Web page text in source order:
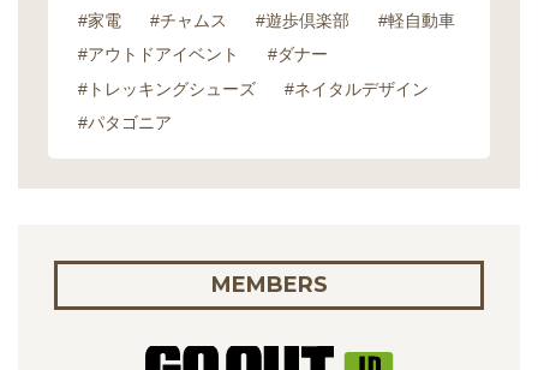
#家電 #チャムス #遊歩倶楽部
#軽自動車
#アウトドアイベント
#ダナー
#トレッキングシューズ
#ネイタルデザイン
#パタゴニア
MEMBERS